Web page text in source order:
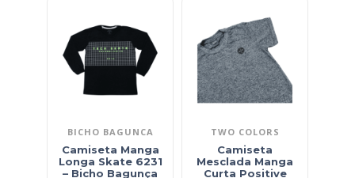
BICHO BAGUNCA
Camiseta Manga
Longa Skate 6231
– Bicho Bagunça
TWO COLORS
Camiseta
Mesclada Manga
Curta Positive